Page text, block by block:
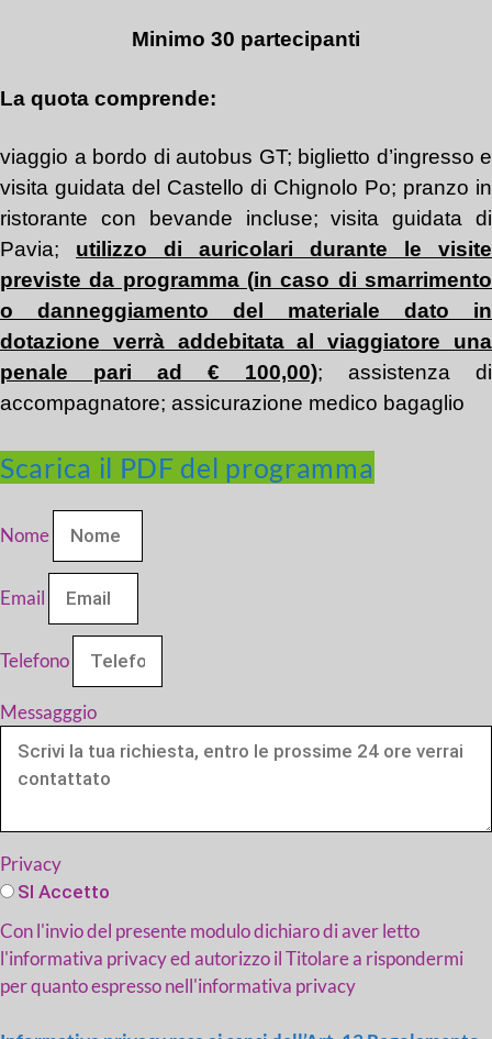
Minimo 30 partecipanti
La quota comprende:
viaggio a bordo di autobus GT; biglietto d’ingresso e
visita guidata del Castello di Chignolo Po; pranzo in
ristorante con bevande incluse; visita guidata di
Pavia; utilizzo di auricolari durante le visite
previste da programma (in caso di smarrimento
o danneggiamento del materiale dato in
dotazione verrà addebitata al viaggiatore una
penale pari ad € 100,00); assistenza di
accompagnatore; assicurazione medico bagaglio
Scarica il PDF del programma
Nome
Email
Telefono
Messagggio
Privacy
SI Accetto
Con l'invio del presente modulo dichiaro di aver letto
l'informativa privacy ed autorizzo il Titolare a rispondermi
per quanto espresso nell'informativa privacy